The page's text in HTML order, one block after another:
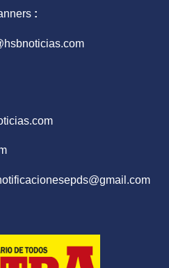
: